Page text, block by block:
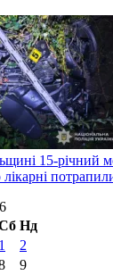
15-річний
Нд
1
2
9